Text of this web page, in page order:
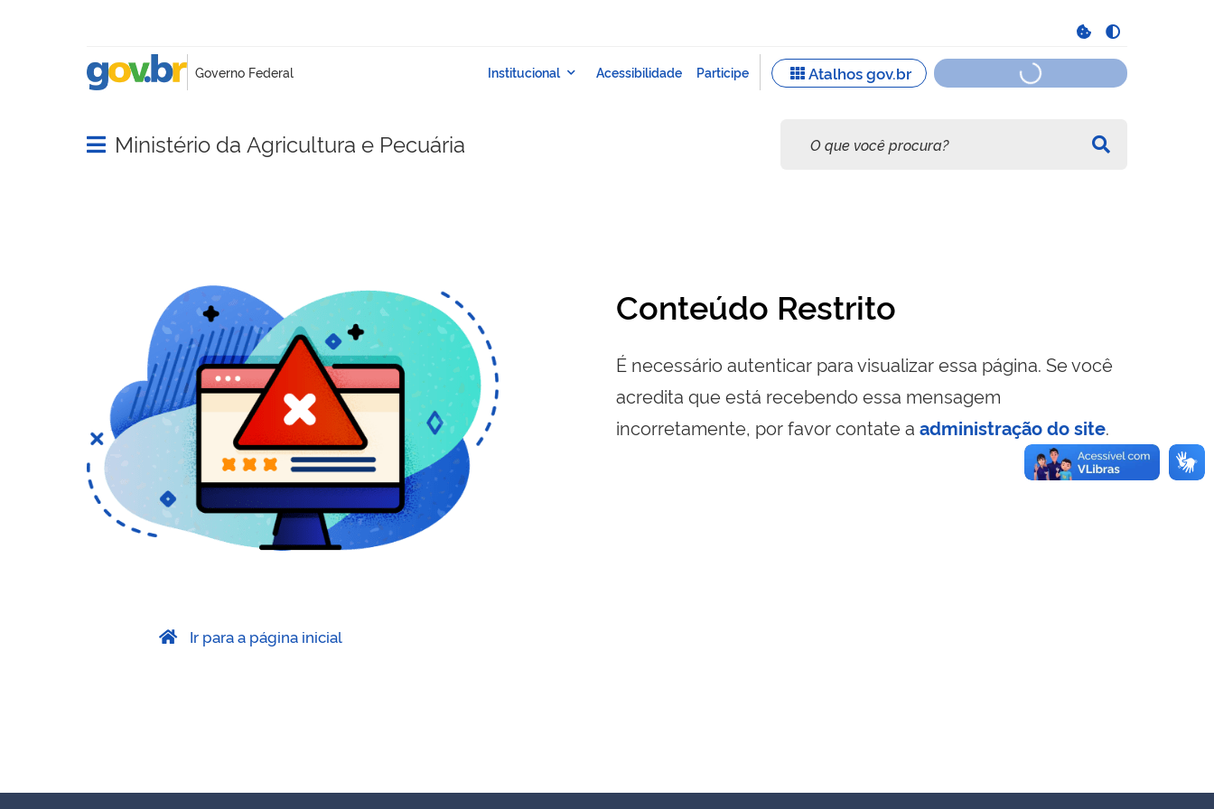
Abrir menu principal de navegação
Ministério da Agricultura e Pecuária
Conteúdo Restrito
É necessário autenticar para visualizar essa página. Se você
acredita que está recebendo essa mensagem
incorretamente, por favor contate a administração do site.
Ir para a página inicial